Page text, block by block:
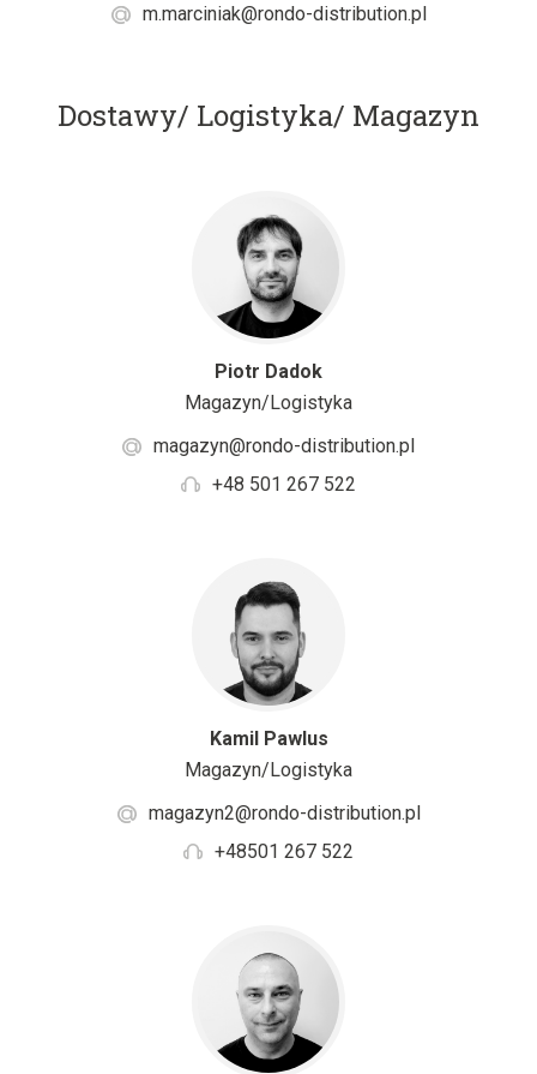
m.marciniak@rondo-distribution.pl
Dostawy/ Logistyka/ Magazyn
Piotr Dadok
Magazyn/Logistyka
magazyn@rondo-distribution.pl
+48 501 267 522
Kamil Pawlus
Magazyn/Logistyka
magazyn2@rondo-distribution.pl
+48501 267 522